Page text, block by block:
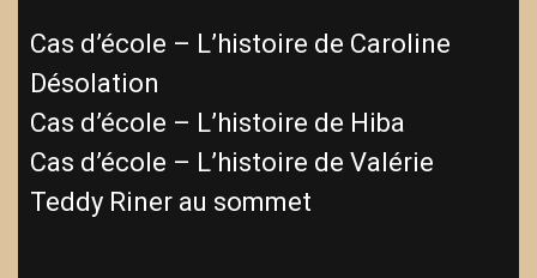
Cas d’école – L’histoire de Caroline
Désolation
Cas d’école – L’histoire de Hiba
Cas d’école – L’histoire de Valérie
Teddy Riner au sommet